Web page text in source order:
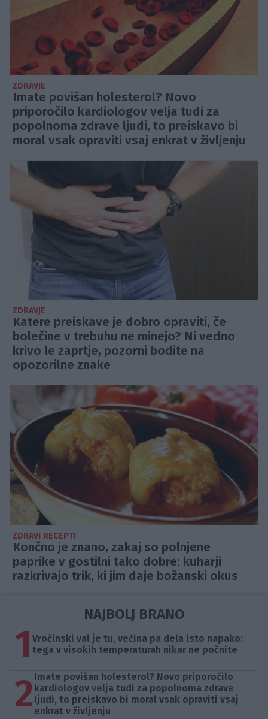
ZDRAVJE
Imate povišan holesterol? Novo
priporočilo kardiologov velja tudi za
popolnoma zdrave ljudi, to preiskavo bi
moral vsak opraviti vsaj enkrat v življenju
ZDRAVJE
Katere preiskave je dobro opraviti, če
bolečine v trebuhu ne minejo? Ni vedno
krivo le zaprtje, pozorni bodite na
opozorilne znake
ZDRAVI RECEPTI
Končno je znano, zakaj so polnjene
paprike v gostilni tako dobre: kuharji
razkrivajo trik, ki jim daje božanski okus
NAJBOLJ BRANO
1 Vročinski val je tu, večina pa dela isto napako:
tega v visokih temperaturah nikar ne počnite
2 Imate povišan holesterol? Novo priporočilo
kardiologov velja tudi za popolnoma zdrave
ljudi, to preiskavo bi moral vsak opraviti vsaj
enkrat v življenju